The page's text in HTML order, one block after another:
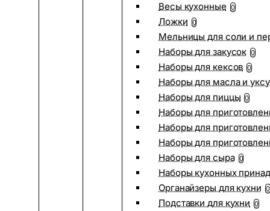
Весы кухонные 0
Ложки 0
Мельницы для соли и
Наборы для закусок 0
Наборы для кексов 0
Наборы для масла и
Наборы для пиццы 0
Наборы для
Наборы для
Наборы для
Наборы для сыра 0
Наборы кухонных
Органайзеры для кухни 0
Подставки для кухни 0